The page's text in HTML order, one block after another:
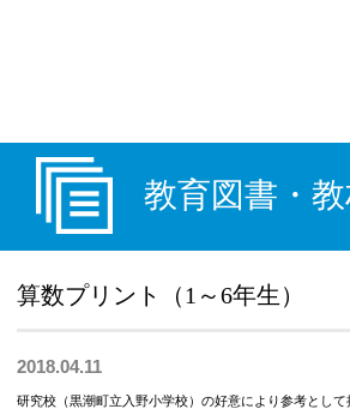
教育図書・
算数プリント（1～6年生）
2018.04.11
研究校（黒潮町立入野小学校）の好意により参考として